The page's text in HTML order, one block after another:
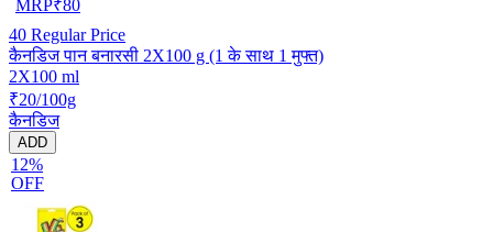
MRP₹80
40 Regular Price
कैनडिज पान बनारसी 2X100 g (1 के साथ 1 मुफ्त)
2X100 ml
₹20/100g
कैनडिज
ADD
12%
OFF